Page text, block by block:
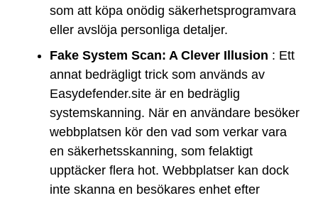
som att köpa onödig säkerhetsprogramvara
eller avslöja personliga detaljer.
Fake System Scan: A Clever Illusion : Ett
annat bedrägligt trick som används av
Easydefender.site är en bedräglig
systemskanning. När en användare besöker
webbplatsen kör den vad som verkar vara
en säkerhetsskanning, som felaktigt
upptäcker flera hot. Webbplatser kan dock
inte skanna en besökares enhet efter